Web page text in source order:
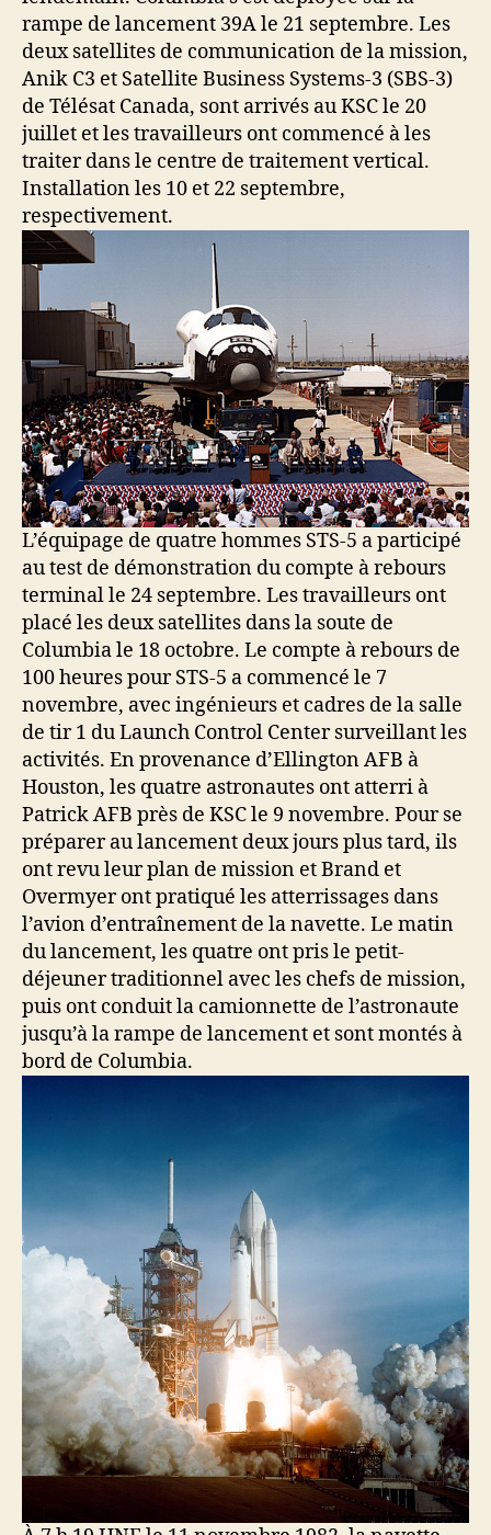
rampe de lancement 39A le 21 septembre. Les
deux satellites de communication de la mission,
Anik C3 et Satellite Business Systems-3 (SBS-3)
de Télésat Canada, sont arrivés au KSC le 20
juillet et les travailleurs ont commencé à les
traiter dans le centre de traitement vertical.
Installation les 10 et 22 septembre,
respectivement.
L’équipage de quatre hommes STS-5 a participé
au test de démonstration du compte à rebours
terminal le 24 septembre. Les travailleurs ont
placé les deux satellites dans la soute de
Columbia le 18 octobre. Le compte à rebours de
100 heures pour STS-5 a commencé le 7
novembre, avec ingénieurs et cadres de la salle
de tir 1 du Launch Control Center surveillant les
activités. En provenance d’Ellington AFB à
Houston, les quatre astronautes ont atterri à
Patrick AFB près de KSC le 9 novembre. Pour se
préparer au lancement deux jours plus tard, ils
ont revu leur plan de mission et Brand et
Overmyer ont pratiqué les atterrissages dans
l’avion d’entraînement de la navette. Le matin
du lancement, les quatre ont pris le petit-
déjeuner traditionnel avec les chefs de mission,
puis ont conduit la camionnette de l’astronaute
jusqu’à la rampe de lancement et sont montés à
bord de Columbia.